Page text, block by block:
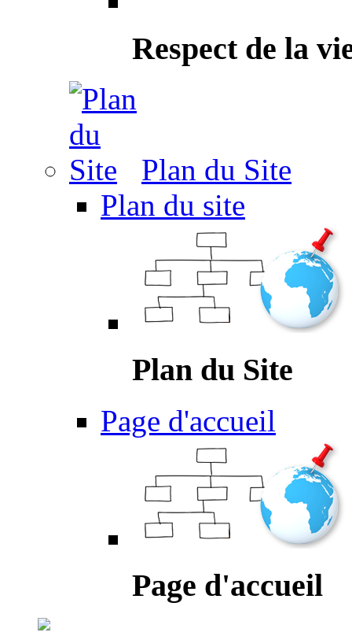
Respect de la
Plan du Site
Plan du site
Plan du Site
Page d'accueil
Page d'accueil